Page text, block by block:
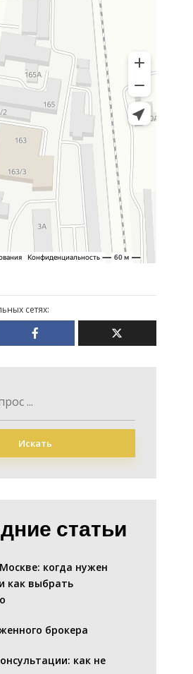
сетях:
Искать
статьи
когда нужен
как выбрать
брокера
как не